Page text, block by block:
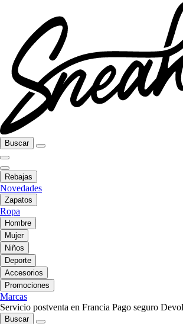
Buscar
Rebajas
Novedades
Zapatos
Ropa
Hombre
Mujer
Niños
Deporte
Accesorios
Promociones
Marcas
Servicio postventa en Francia Pago seguro
Buscar